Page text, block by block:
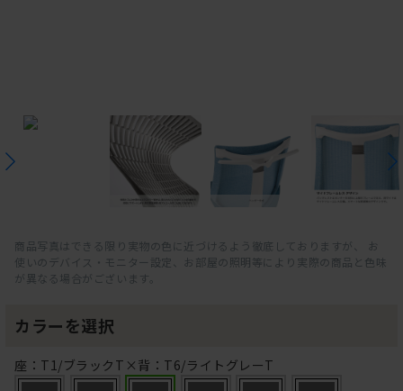
商品写真はできる限り実物の色に近づけるよう徹底しておりますが、 お
使いのデバイス・モニター設定、お部屋の照明等により実際の商品と色味
が異なる場合がございます。
カラーを選択
座：T1/ブラックT×背：T6/ライトグレーT